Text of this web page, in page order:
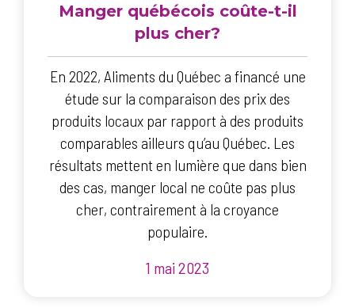
Manger québécois coûte-t-il
plus cher?
En 2022, Aliments du Québec a financé une
étude sur la comparaison des prix des
produits locaux par rapport à des produits
comparables ailleurs qu’au Québec. Les
résultats mettent en lumière que dans bien
des cas, manger local ne coûte pas plus
cher, contrairement à la croyance
populaire.
1 mai 2023